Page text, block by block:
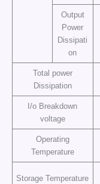
Output
Power
Dissipati
on
Total power
Dissipation
I/o Breakdown
voltage
Operating
Temperature
Storage Temperature